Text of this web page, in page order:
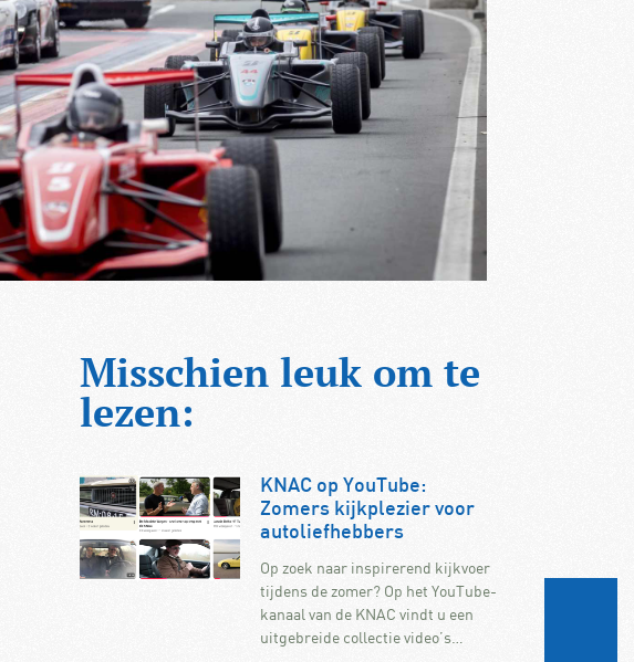
Misschien leuk om te
lezen:
KNAC op YouTube:
Zomers kijkplezier voor
autoliefhebbers
Op zoek naar inspirerend kijkvoer
tijdens de zomer? Op het YouTube-
kanaal van de KNAC vindt u een
uitgebreide collectie video’s…